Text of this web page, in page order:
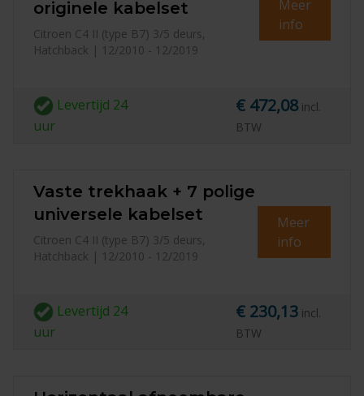
originele kabelset
Citroen C4 II (type B7) 3/5 deurs,
Hatchback | 12/2010 - 12/2019
Meer
info
Levertijd 24
uur
€ 472,08 incl.
BTW
Vaste trekhaak + 7 polige
universele kabelset
Citroen C4 II (type B7) 3/5 deurs,
Hatchback | 12/2010 - 12/2019
Meer
info
Levertijd 24
uur
€ 230,13 incl.
BTW